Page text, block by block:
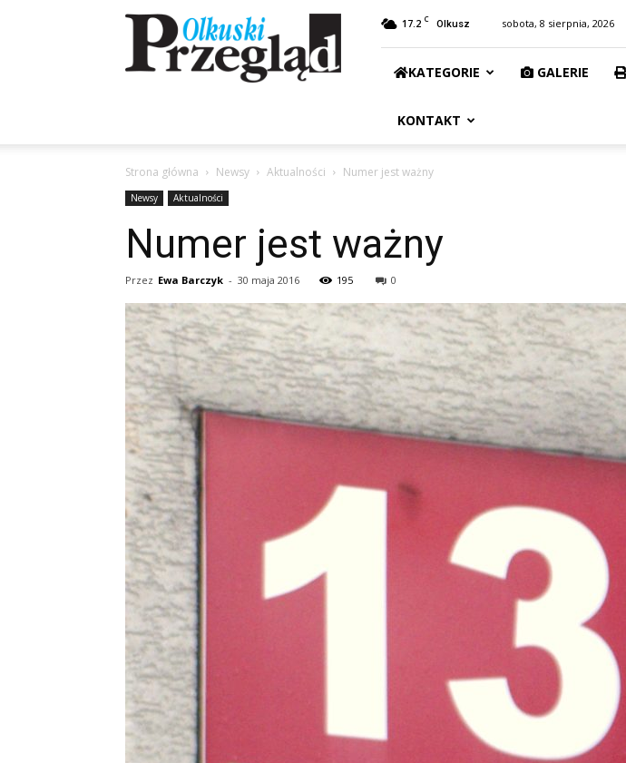
Przegląd
Olkuski
17.2 C Olkusz sobota, 8 sierpnia, 2026
KATEGORIE GALERIE
KONTAKT
Strona główna Newsy Aktualności Numer jest ważny
Newsy Aktualności
Numer jest ważny
Przez Ewa Barczyk - 30 maja 2016 195 0